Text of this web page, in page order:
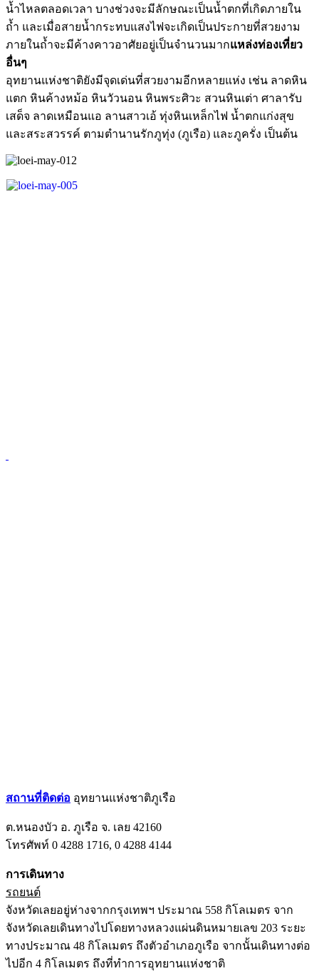
น้ำไหลตลอดเวลา บางช่วงจะมีลักษณะเป็นน้ำตกที่เกิดภายใน
ถ้ำ และเมื่อสายน้ำกระทบแสงไฟจะเกิดเป็นประกายที่สวยงาม
ภายในถ้ำจะมีค้างคาวอาศัยอยู่เป็นจำนวนมากแหล่งท่องเที่ยว
อื่นๆ
อุทยานแห่งชาติยังมีจุดเด่นที่สวยงามอีกหลายแห่ง เช่น ลาดหิน
แตก หินค้างหม้อ หินวัวนอน หินพระศิวะ สวนหินเต่า ศาลารับ
เสด็จ ลาดเหมือนแอ ลานสาวเอ้ ทุ่งหินเหล็กไฟ น้ำตกแก่งสุข
และสระสวรรค์ ตามตำนานรักภูทุ่ง (ภูเรือ) และภูครั่ง เป็นต้น
สถานที่ติดต่อ อุทยานแห่งชาติภูเรือ
ต.หนองบัว อ. ภูเรือ จ. เลย 42160
โทรศัพท์ 0 4288 1716, 0 4288 4144
การเดินทาง
รถยนต์
จังหวัดเลยอยู่ห่างจากกรุงเทพฯ ประมาณ 558 กิโลเมตร จาก
จังหวัดเลยเดินทางไปโดยทางหลวงแผ่นดินหมายเลข 203 ระยะ
ทางประมาณ 48 กิโลเมตร ถึงตัวอำเภอภูเรือ จากนั้นเดินทางต่อ
ไปอีก 4 กิโลเมตร ถึงที่ทำการอุทยานแห่งชาติ